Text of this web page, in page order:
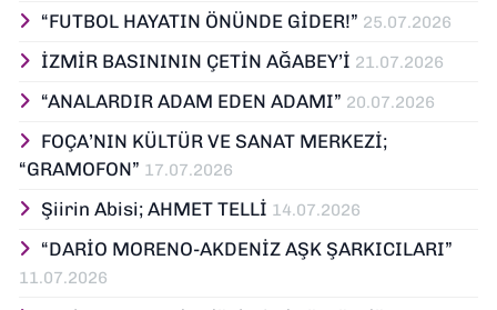
“FUTBOL HAYATIN ÖNÜNDE GİDER!” 25.07.2026
İZMİR BASINININ ÇETİN AĞABEY’İ 21.07.2026
“ANALARDIR ADAM EDEN ADAMI” 20.07.2026
FOÇA’NIN KÜLTÜR VE SANAT MERKEZİ;
“GRAMOFON” 17.07.2026
Şiirin Abisi; AHMET TELLİ 14.07.2026
“DARİO MORENO-AKDENİZ AŞK ŞARKICILARI”
11.07.2026